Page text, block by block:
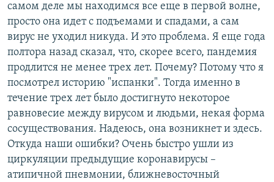
самом деле мы находимся все еще в первой волне,
просто она идет с подъемами и спадами, а сам
вирус не уходил никуда. И это проблема. Я еще года
полтора назад сказал, что, скорее всего, пандемия
продлится не менее трех лет. Почему? Потому что я
посмотрел историю "испанки". Тогда именно в
течение трех лет было достигнуто некоторое
равновесие между вирусом и людьми, некая форма
сосуществования. Надеюсь, она возникнет и здесь.
Откуда наши ошибки? Очень быстро ушли из
циркуляции предыдущие коронавирусы –
атипичной пневмонии, ближневосточный